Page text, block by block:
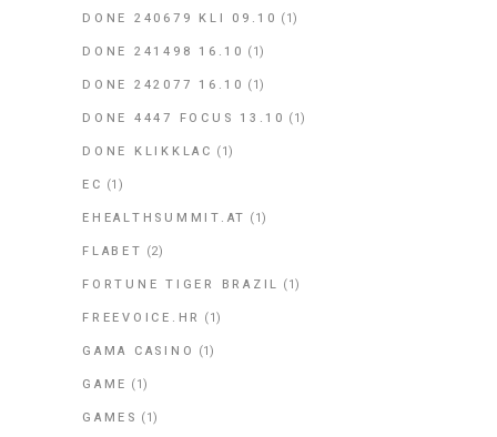
DONE 240679 KLI 09.10 (1)
DONE 241498 16.10 (1)
DONE 242077 16.10 (1)
DONE 4447 FOCUS 13.10 (1)
DONE KLIKKLAC (1)
EC (1)
EHEALTHSUMMIT.AT (1)
FLABET (2)
FORTUNE TIGER BRAZIL (1)
FREEVOICE.HR (1)
GAMA CASINO (1)
GAME (1)
GAMES (1)